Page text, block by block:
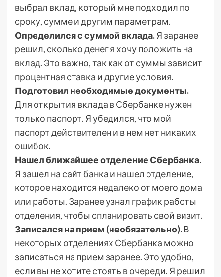
выбрал вклад, который мне подходил по
сроку, сумме и другим параметрам.
Определился с суммой вклада.Я заранее
решил, сколько денег я хочу положить на
вклад. Это важно, так как от суммы зависит
процентная ставка и другие условия.
Подготовил необходимые документы.
Для открытия вклада в Сбербанке нужен
только паспорт. Я убедился, что мой
паспорт действителен и в нем нет никаких
ошибок.
Нашел ближайшее отделение Сбербанка.
Я зашел на сайт банка и нашел отделение,
которое находится недалеко от моего дома
или работы. Заранее узнал график работы
отделения, чтобы спланировать свой визит.
Записался на прием (необязательно).В
некоторых отделениях Сбербанка можно
записаться на прием заранее. Это удобно,
если вы не хотите стоять в очереди. Я решил